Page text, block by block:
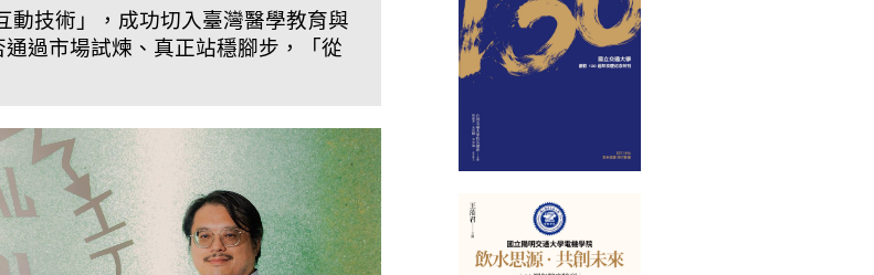
動技術」，成功切入臺灣醫學教育與
過市場試煉、真正站穩腳步，「從